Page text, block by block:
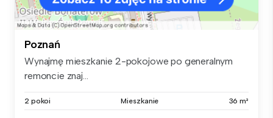
Poznań
Wynajmę mieszkanie 2-pokojowe po generalnym
remoncie znaj...
2 pokoi Mieszkanie 36 m²